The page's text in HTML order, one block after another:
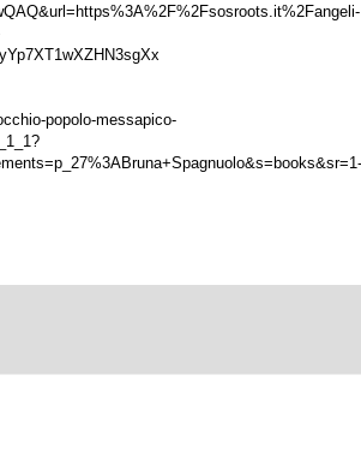
popolo-messapico-